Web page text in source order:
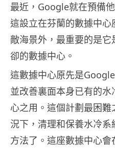
最近，Google就在預備
這設立在芬蘭的數據中
敵海景外，最重要的是
卻的數據中心。
這數據中心原先是
並改善裏面本身已有的
心之用。這個計劃最困
況下，清理和保養水冷
方法了。這座數據中心